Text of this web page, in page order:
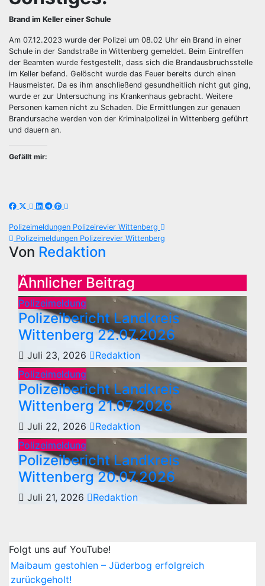
Brand im Keller einer Schule
Am 07.12.2023 wurde der Polizei um 08.02 Uhr ein Brand in einer
Schule in der Sandstraße in Wittenberg gemeldet. Beim Eintreffen
der Beamten wurde festgestellt, dass sich die Brandausbruchsstelle
im Keller befand. Gelöscht wurde das Feuer bereits durch einen
Hausmeister. Da es ihm anschließend gesundheitlich nicht gut ging,
wurde er zur Untersuchung ins Krankenhaus gebracht. Weitere
Personen kamen nicht zu Schaden. Die Ermittlungen zur genauen
Brandursache werden von der Kriminalpolizei in Wittenberg geführt
und dauern an.
Gefällt mir:
Beitragsnavigation
Polizeimeldungen Polizeirevier Wittenberg
Polizeimeldungen Polizeirevier Wittenberg
Von Redaktion
Ähnlicher Beitrag
Polizeimeldung
Polizeibericht Landkreis
Wittenberg 22.07.2026
Juli 23, 2026
Redaktion
Polizeimeldung
Polizeibericht Landkreis
Wittenberg 21.07.2026
Juli 22, 2026
Redaktion
Polizeimeldung
Polizeibericht Landkreis
Wittenberg 20.07.2026
Juli 21, 2026 Redaktion
Folgt uns auf YouTube!
Maibaum gestohlen – Jüderbog erfolgreich
zurückgeholt!